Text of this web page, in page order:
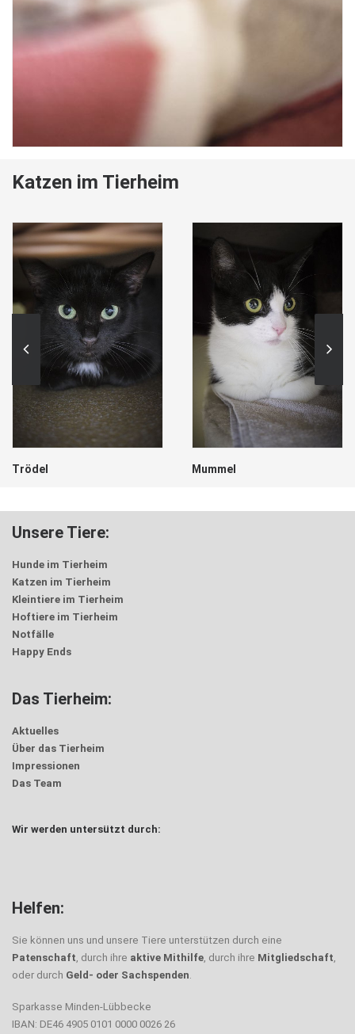
Katzen im Tierheim
Trödel Mummel
Unsere Tiere:
Hunde im Tierheim
Katzen im Tierheim
Kleintiere im Tierheim
Hoftiere im Tierheim
Notfälle
Happy Ends
Das Tierheim:
Aktuelles
Über das Tierheim
Impressionen
Das Team
Wir werden untersützt durch:
Helfen:
Sie können uns und unsere Tiere unterstützen durch eine
Patenschaft, durch ihre aktive Mithilfe, durch ihre Mitgliedschaft,
oder durch Geld- oder Sachspenden.
Sparkasse Minden-Lübbecke
IBAN: DE46 4905 0101 0000 0026 26